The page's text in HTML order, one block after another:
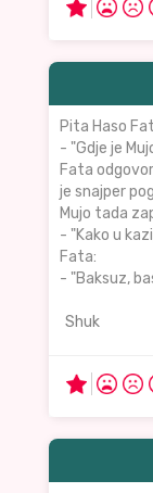
Pita Haso
- "Gdje je
Fata
je snajper
Mujo tada
- "Kako u
Fata:
- "Baksuz,
Shuk